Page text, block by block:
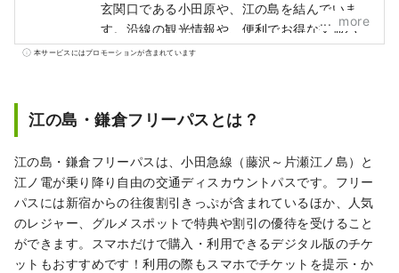
玄関口である小田原や、江の島を結んでいま
す。沿線の観光情報や、便利でお得な交通パ
スの情報をお届けします。
more
本サービスにはプロモーションが含まれています
江の島・鎌倉フリーパスとは？
江の島・鎌倉フリーパスは、小田急線（藤沢～片瀬江ノ島）と
江ノ電が乗り降り自由の交通ディスカウントパスです。フリー
パスには新宿からの往復割引きっぷが含まれているほか、人気
のレジャー、グルメスポットで特典や割引の優待を受けること
ができます。スマホだけで購入・利用できるデジタル版のチケ
ットもおすすめです！利用の際もスマホでチケットを提示・か